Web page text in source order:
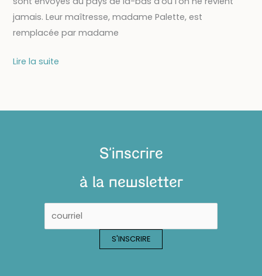
jamais. Leur maîtresse, madame Palette, est
remplacée par madame
19/02
MUSICAL
Lire la suite
S'inscrire
à la newsletter